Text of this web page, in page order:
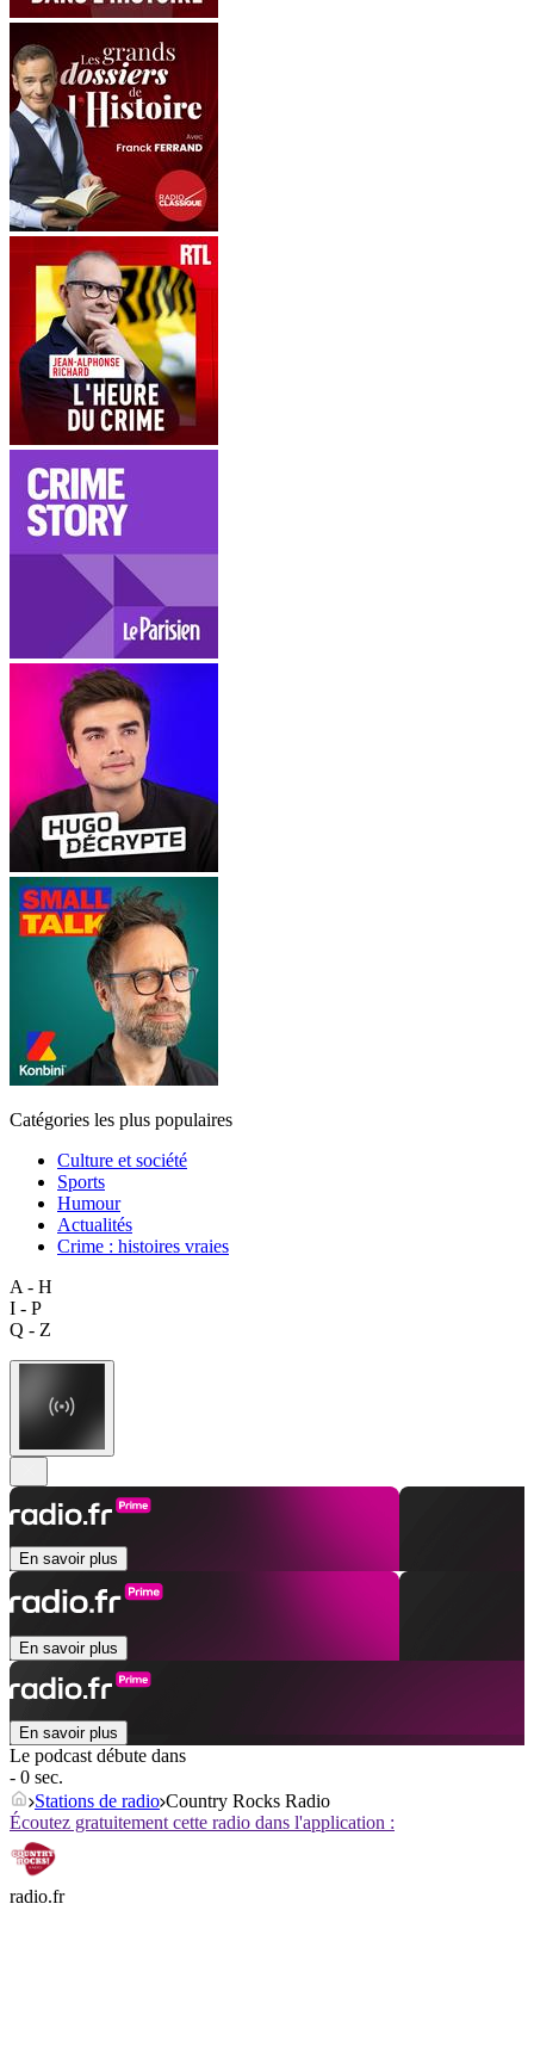
Catégories les plus populaires
Culture et société
Sports
Humour
Actualités
Crime : histoires vraies
A - H
I - P
Q - Z
En savoir plus
En savoir plus
En savoir plus
Le podcast débute dans
- 0 sec.
Stations de radio Country Rocks Radio
Écoutez gratuitement cette radio dans l'application :
radio.fr